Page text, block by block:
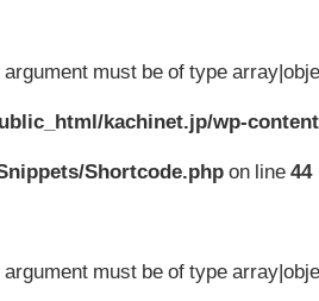
must be of type
kachinet.jp/wp-
Shortcode.php on line44
must be of type